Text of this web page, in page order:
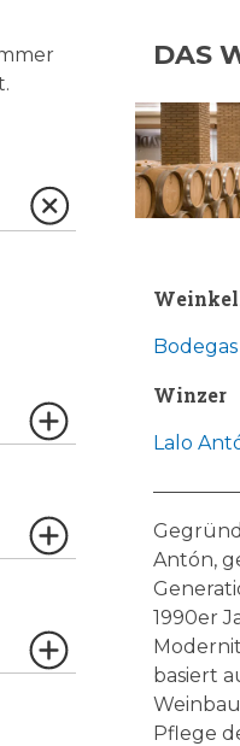
DAS
Winzer
Lalo
Antón,
1990er
basiert
Pflege